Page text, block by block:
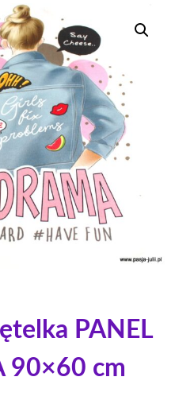
PANEL
90×60 cm